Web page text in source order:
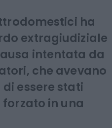
ha
extragiudiziale
intentata da
che avevano
essere stati
in ​​una